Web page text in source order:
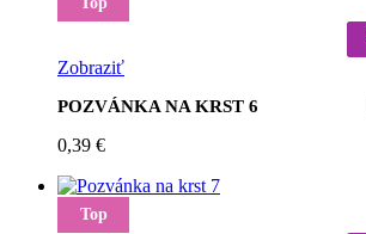
Zobraziť
POZVÁNKA NA KRST 6
0,39 €
Top